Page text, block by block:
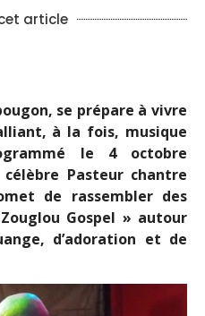
article
se prépare à vivre
à la fois, musique
le 4 octobre
Pasteur chantre
de rassembler des
Gospel » autour
d’adoration et de